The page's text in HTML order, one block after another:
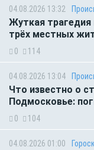
04.08.2026 13:32
Жуткая трагедия
трёх местных
0 114
04.08.2026 13:04
Что известно о
Подмосковье:
0 104
04.08.2026 01:00